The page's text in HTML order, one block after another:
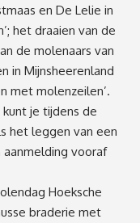
en De Lelie in
het draaien van de
de molenaars van
in Mijnsheerenland
met molenzeilen’.
je tijdens de
het leggen van een
vooraf
Hoeksche
braderie met